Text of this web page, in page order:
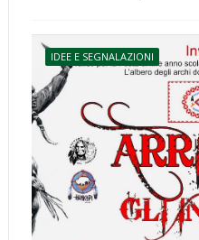
IDEE E SEGNALAZIONI